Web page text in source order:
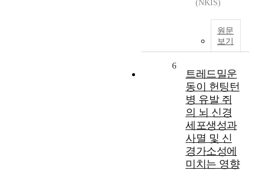
(NKIS)
원문
보기
6
트레드밀운
동이 헌팅턴
병 유발 쥐
의 뇌 신경
세포생성과
사멸 및 신
경가소성에
미치는 영향